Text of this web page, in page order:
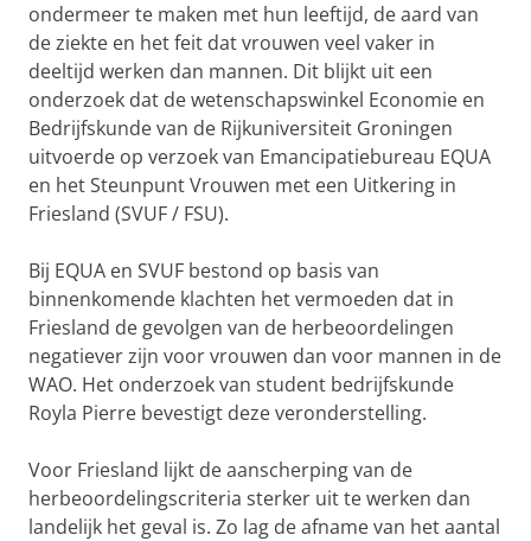
ondermeer te maken met hun leeftijd, de aard van
de ziekte en het feit dat vrouwen veel vaker in
deeltijd werken dan mannen. Dit blijkt uit een
onderzoek dat de wetenschapswinkel Economie en
Bedrijfskunde van de Rijkuniversiteit Groningen
uitvoerde op verzoek van Emancipatiebureau EQUA
en het Steunpunt Vrouwen met een Uitkering in
Friesland (SVUF / FSU).
Bij EQUA en SVUF bestond op basis van
binnenkomende klachten het vermoeden dat in
Friesland de gevolgen van de herbeoordelingen
negatiever zijn voor vrouwen dan voor mannen in de
WAO. Het onderzoek van student bedrijfskunde
Royla Pierre bevestigt deze veronderstelling.
Voor Friesland lijkt de aanscherping van de
herbeoordelingscriteria sterker uit te werken dan
landelijk het geval is. Zo lag de afname van het aantal